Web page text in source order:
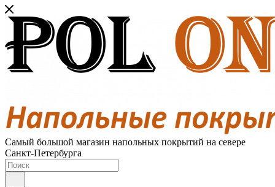
Самый большой магазин напольных покрытий на севере
Санкт-Петербурга